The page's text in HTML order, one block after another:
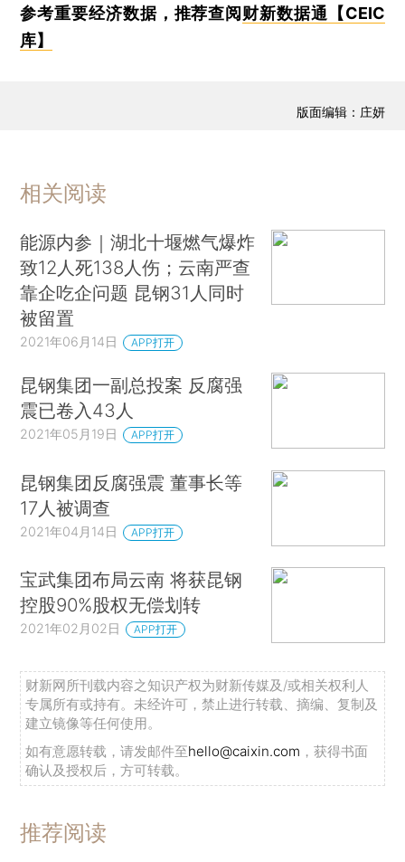
参考重要经济数据，推荐查阅 财新数据通【CEIC
库】
版面编辑：庄妍
相关阅读
能源内参｜湖北十堰燃气爆炸
致12人死138人伤；云南严查
靠企吃企问题 昆钢31人同时
被留置
2021年06月14日 APP打开
昆钢集团一副总投案 反腐强
震已卷入43人
2021年05月19日 APP打开
昆钢集团反腐强震 董事长等
17人被调查
2021年04月14日 APP打开
宝武集团布局云南 将获昆钢
控股90%股权无偿划转
2021年02月02日 APP打开
财新网所刊载内容之知识产权为财新传媒及/或相关权利人
专属所有或持有。未经许可，禁止进行转载、摘编、复制及
建立镜像等任何使用。
如有意愿转载，请发邮件至hello@caixin.com ，获得书面
确认及授权后，方可转载。
推荐阅读